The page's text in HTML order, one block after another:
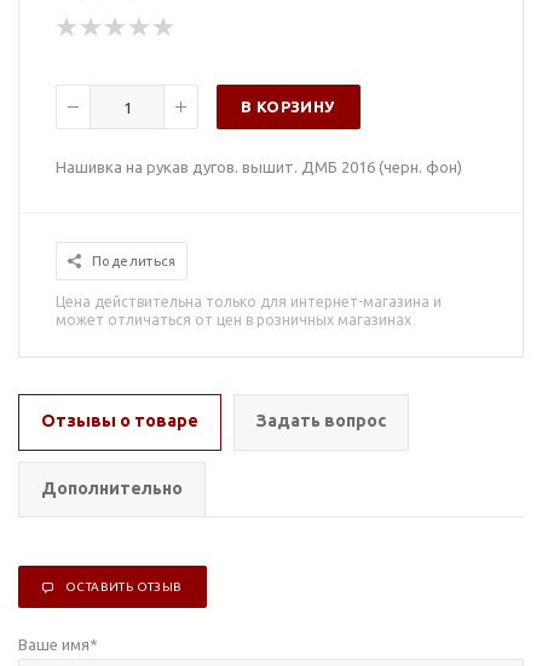
В КОРЗИНУ
Нашивка на рукав дугов. вышит. ДМБ 2016 (черн. фон)
Поделиться
Цена действительна только для интернет-магазина и
может отличаться от цен в розничных магазинах
Отзывы о товаре Задать вопрос
Дополнительно
ОСТАВИТЬ ОТЗЫВ
Ваше имя*